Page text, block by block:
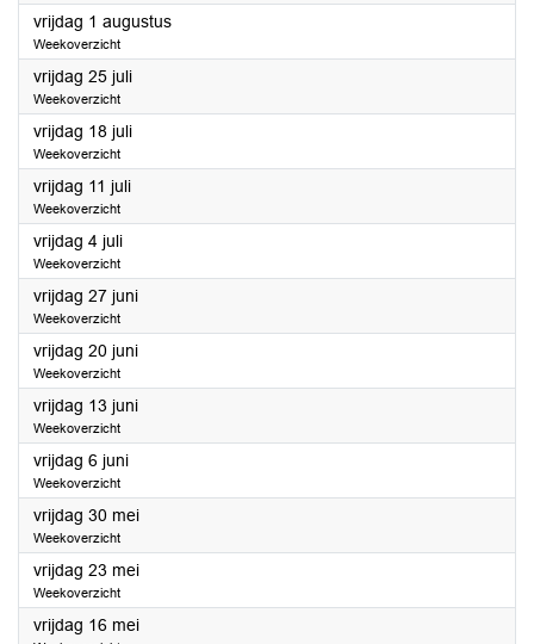
vrijdag 1 augustus2025
Weekoverzicht
vrijdag 25 juli2025
Weekoverzicht
vrijdag 18 juli2025
Weekoverzicht
vrijdag 11 juli2025
Weekoverzicht
vrijdag 4 juli2025
Weekoverzicht
vrijdag 27 juni2025
Weekoverzicht
vrijdag 20 juni2025
Weekoverzicht
vrijdag 13 juni2025
Weekoverzicht
vrijdag 6 juni2025
Weekoverzicht
vrijdag 30 mei2025
Weekoverzicht
vrijdag 23 mei2025
Weekoverzicht
vrijdag 16 mei2025